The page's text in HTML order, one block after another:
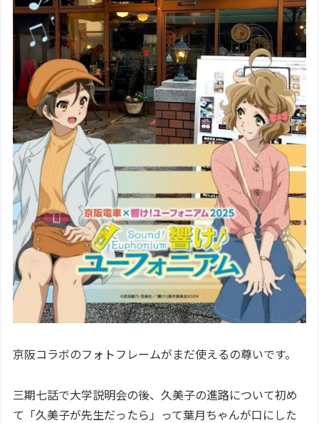
京阪コラボのフォトフレームがまだ使えるの尊いです。
三期七話で大学説明会の後、久美子の進路について初め
て「久美子が先生だったら」って葉月ちゃんが口にした